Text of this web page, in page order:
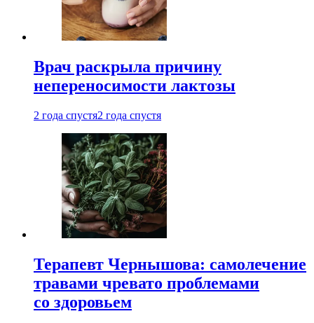
Врач раскрыла причину
непереносимости лактозы
2 года спустя2 года спустя
Терапевт Чернышова: самолечение
травами чревато проблемами
со здоровьем